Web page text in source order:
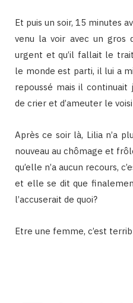
Et puis un soir, 15 minutes
venu la voir avec un gros
urgent et qu’il fallait le
le monde est parti, il lui a
repoussé mais il continuait
de crier et d’ameuter le
Après ce soir là, Lilia n’a
nouveau au chômage et
qu’elle n’a aucun recours,
et elle se dit que
l’accuserait de quoi?
Etre une femme, c’est